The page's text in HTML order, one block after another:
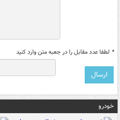
* لطفا عدد مقابل را در جعبه متن وارد کنید
خودرو